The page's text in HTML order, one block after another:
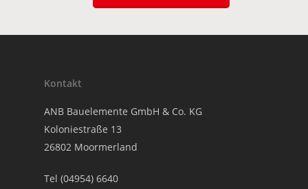
Kontakt
ANB Bauelemente GmbH & Co. KG
Koloniestraße 13
26802 Moormerland
Tel (04954) 6640